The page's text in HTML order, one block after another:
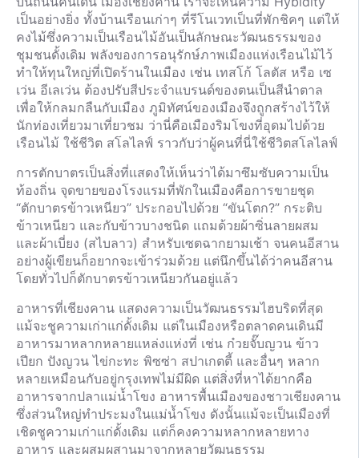
เป็นอย่างยิ่ง ทั้งบ้านเรือนเก่าๆ ที่รีโนเวทเป็นที่พักชิคๆ แต่ให้
คงไม้ซึ่งความเป็นเรือนไม้อันเป็นลักษณะวัฒนธรรมของ
ชุมชนดั้งเดิม พลังของการอนุรักษ์ภาพเมืองแห่งเรือนไม้ไว้
ทำให้ทุนใหญ่ที่เปิดร้านในเมือง เช่น เทสโก้ โลตัส หรือ เซ
เว่น อีเลเว่น ต้องปรับสีประจำแบรนด์ของตนเป็นสีนำตาล
เพื่อให้กลมกลืนกับเมือง ภูมิทัศน์ของเมืองจึงถูกสร้างไว้ให้
นักท่องเที่ยวมาเที่ยวชม ว่านี่คือเมืองริมโขงที่อุดมไปด้วย
เรือนไม้ ใช้ชีวิต สโลไลฟ์ ราวกับว่าผู้คนที่นี่ใช้ชีวิตสโลไลฟ์
การตักบาตรเป็นสิ่งที่เเสดงให้เห็นว่าได้มาซึมซับความเป็น
ท้องถิ่น จุดขายของโรงแรมที่พักในเมืองคือการขายชุด
“ตักบาตรข้าวเหนียว” ประกอบไปด้วย “ขันโตก?” กระติบ
ข้าวเหนียว และกับข้าวบางชนิด แถมด้วยผ้าซิ่นลายผสม
และผ้าเบี่ยง (สไบลาว) สำหรับเซตฉากยามเช้า จนคนอีสาน
อย่างผู้เขียนก็อยากจะเข้าร่วมด้วย แต่นึกขึ้นได้ว่าคนอีสาน
โดยทั่วไปก็ตักบาตรข้าวเหนียวกันอยู่เเล้ว
อาหารที่เชียงคาน แสดงความเป็นวัฒนธรรมไฮบริดที่สุด
แม้จะชูความเก่าแก่ดั้งเดิม แต่ในเมืองหรือตลาดคนเดินมี
อาหารมาหลากหลายแหล่งแห่งที่ เช่น ก๋วยจั๊บญวน ข้าว
เปียก ปังญวน ไข่กะทะ พิซซ่า สปาเกตตี้ และอื่นๆ หลาก
หลายเหมือนกับอยู่กรุงเทพไม่มีผิด แต่สิ่งที่หาได้ยากคือ
อาหารจากปลาแม่น้ำโขง อาหารพื้นเมืองของชาวเชียงคาน
ซึ่งส่วนใหญ่ทำประมงในแม่น้ำโขง ดังนั้นแม้จะเป็นเมืองที่
เชิดชูความเก่าแก่ดั้งเดิม แต่ก็คงความหลากหลายทาง
อาหาร และผสมผสานมาจากหลายวัฒนธรรม